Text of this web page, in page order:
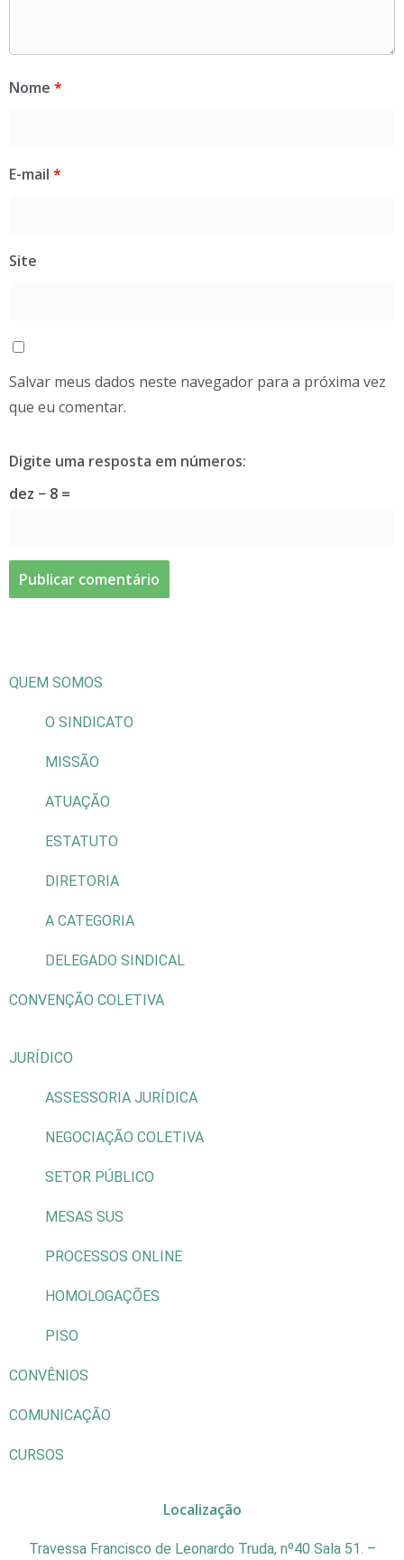
Nome *
E-mail *
Site
Salvar meus dados neste navegador para a próxima vez
que eu comentar.
Digite uma resposta em números:
dez − 8 =
QUEM SOMOS
O SINDICATO
MISSÃO
ATUAÇÃO
ESTATUTO
DIRETORIA
A CATEGORIA
DELEGADO SINDICAL
CONVENÇÃO COLETIVA
JURÍDICO
ASSESSORIA JURÍDICA
NEGOCIAÇÃO COLETIVA
SETOR PÚBLICO
MESAS SUS
PROCESSOS ONLINE
HOMOLOGAÇÕES
PISO
CONVÊNIOS
COMUNICAÇÃO
CURSOS
Localização
Travessa Francisco de Leonardo Truda, nº40 Sala 51. –